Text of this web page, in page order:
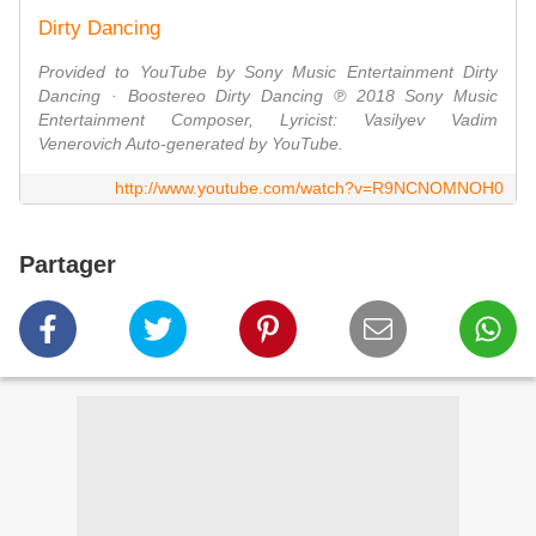
Dirty Dancing
Provided to YouTube by Sony Music Entertainment Dirty
Dancing · Boostereo Dirty Dancing ℗ 2018 Sony Music
Entertainment Composer, Lyricist: Vasilyev Vadim
Venerovich Auto-generated by YouTube.
http://www.youtube.com/watch?v=R9NCNOMNOH0
Partager